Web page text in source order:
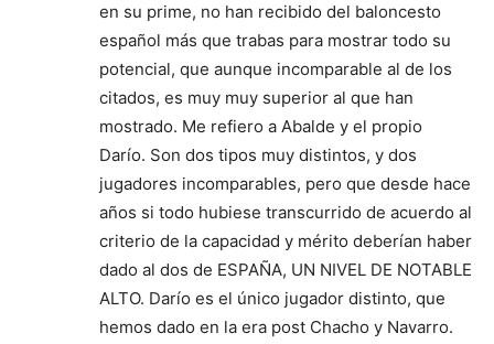
en su prime, no han recibido del baloncesto
español más que trabas para mostrar todo su
potencial, que aunque incomparable al de los
citados, es muy muy superior al que han
mostrado. Me refiero a Abalde y el propio
Darío. Son dos tipos muy distintos, y dos
jugadores incomparables, pero que desde hace
años si todo hubiese transcurrido de acuerdo al
criterio de la capacidad y mérito deberían haber
dado al dos de ESPAÑA, UN NIVEL DE NOTABLE
ALTO. Darío es el único jugador distinto, que
hemos dado en la era post Chacho y Navarro.